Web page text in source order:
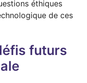
éthiques
de ces
futurs